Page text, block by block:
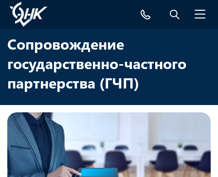
Сопровождение
государственно-частного
партнерства (ГЧП)